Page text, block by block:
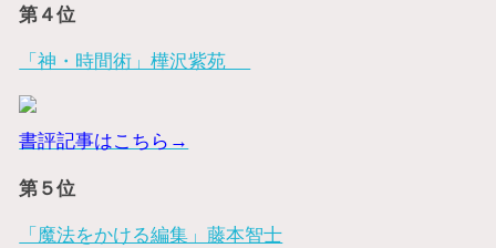
第４位
「神・時間術」樺沢紫苑
書評記事はこちら→
第５位
「魔法をかける編集」藤本智士